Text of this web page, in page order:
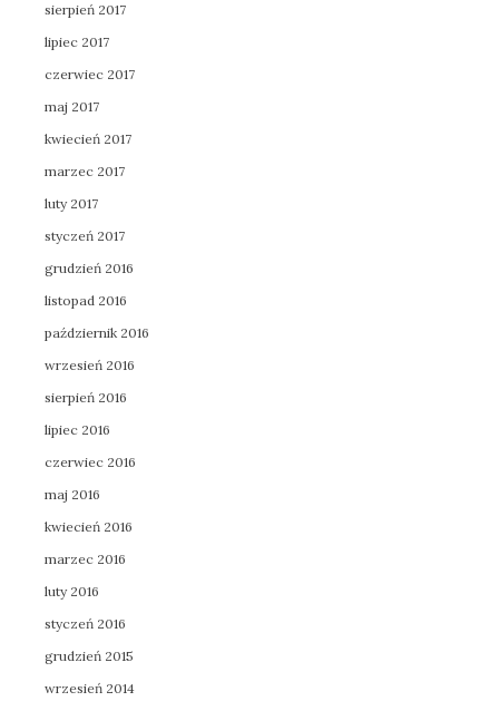
sierpień 2017
lipiec 2017
czerwiec 2017
maj 2017
kwiecień 2017
marzec 2017
luty 2017
styczeń 2017
grudzień 2016
listopad 2016
październik 2016
wrzesień 2016
sierpień 2016
lipiec 2016
czerwiec 2016
maj 2016
kwiecień 2016
marzec 2016
luty 2016
styczeń 2016
grudzień 2015
wrzesień 2014